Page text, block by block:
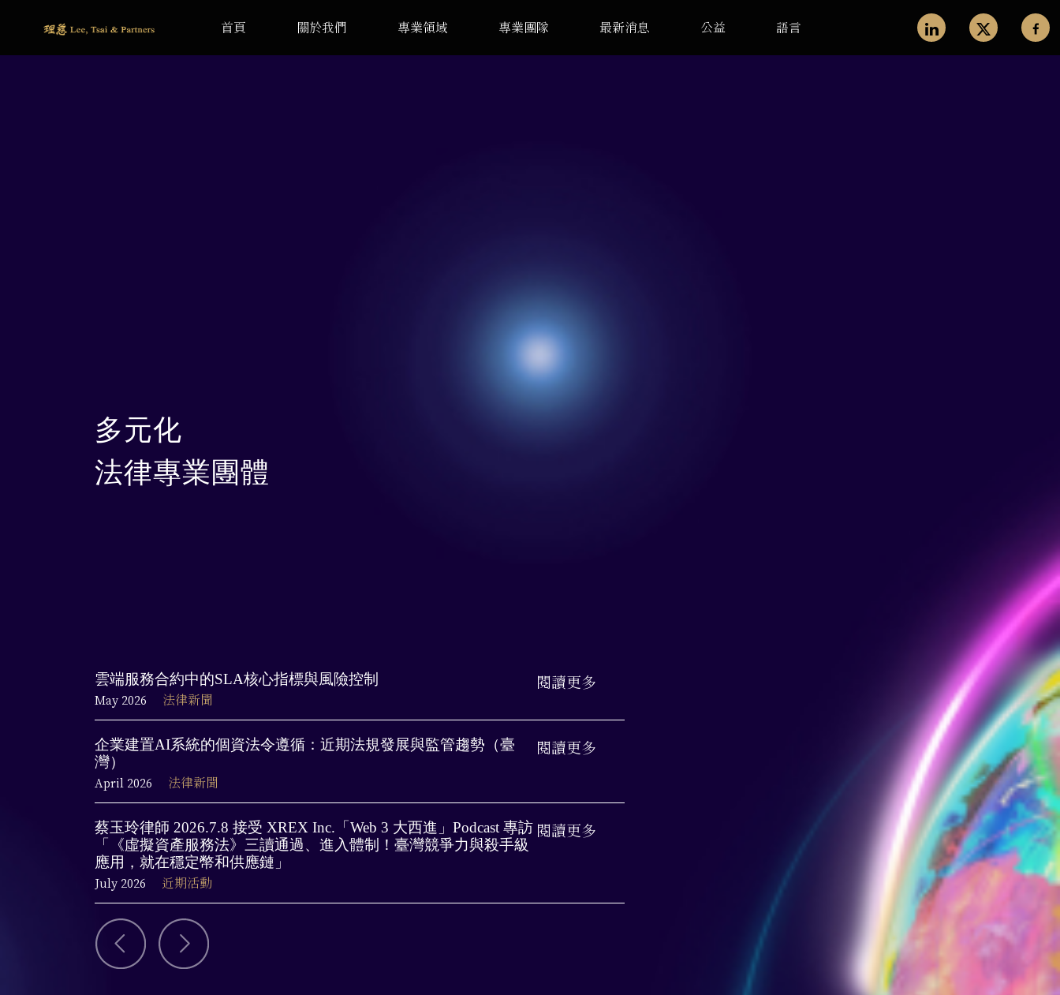
首頁 關於我們 專業領域 專業團隊 最新消息 公益 語言
多元化
法律專業團體
雲端服務合約中的SLA核心指標與風險控制
May 2026 法律新聞
閱讀更多
企業建置AI系統的個資法令遵循：近期法規發展與監管趨勢（臺
灣）
April 2026 法律新聞
閱讀更多
蔡玉玲律師 2026.7.8 接受 XREX Inc.「Web 3 大西進」Podcast 專訪
「《虛擬資產服務法》三讀通過、進入體制！臺灣競爭力與殺手級
應用，就在穩定幣和供應鏈」
July 2026 近期活動
閱讀更多